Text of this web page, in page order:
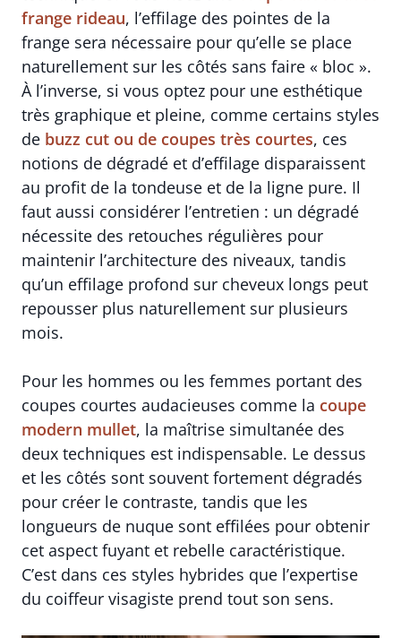
frange rideau, l’effilage des pointes de la
frange sera nécessaire pour qu’elle se place
naturellement sur les côtés sans faire « bloc ».
À l’inverse, si vous optez pour une esthétique
très graphique et pleine, comme certains styles
de buzz cut ou de coupes très courtes, ces
notions de dégradé et d’effilage disparaissent
au profit de la tondeuse et de la ligne pure. Il
faut aussi considérer l’entretien : un dégradé
nécessite des retouches régulières pour
maintenir l’architecture des niveaux, tandis
qu’un effilage profond sur cheveux longs peut
repousser plus naturellement sur plusieurs
mois.
Pour les hommes ou les femmes portant des
coupes courtes audacieuses comme la coupe
modern mullet, la maîtrise simultanée des
deux techniques est indispensable. Le dessus
et les côtés sont souvent fortement dégradés
pour créer le contraste, tandis que les
longueurs de nuque sont effilées pour obtenir
cet aspect fuyant et rebelle caractéristique.
C’est dans ces styles hybrides que l’expertise
du coiffeur visagiste prend tout son sens.